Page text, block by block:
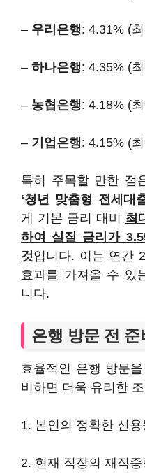
– 우리은행: 4.31% (
– 하나은행: 4.35% (
– 농협은행: 4.18% (
– 기업은행: 4.15% (
특히 주목할 만한 점
‘청년 맞춤형 전세대
게 기본 금리 대비 최
하여 실질 금리가
것입니다. 이는 연간
효과를 가져올 수 있
니다.
은행 방문 전 준
효율적인 은행 방문
비하면 더욱 유리한
1. 본인의 정확한 신용
2. 현재 직장의 재직